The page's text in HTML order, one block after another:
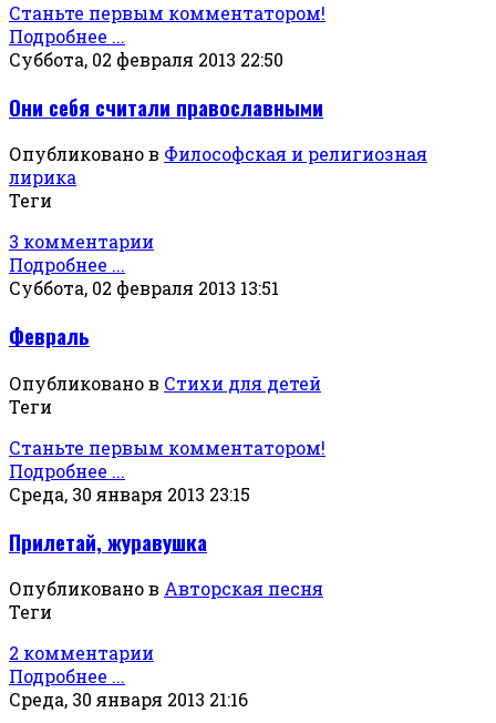
Станьте первым комментатором!
Подробнее ...
Суббота, 02 февраля 2013 22:50
Они себя считали православными
Опубликовано в Философская и религиозная
лирика
Теги
3 комментарии
Подробнее ...
Суббота, 02 февраля 2013 13:51
Февраль
Опубликовано в Стихи для детей
Теги
Станьте первым комментатором!
Подробнее ...
Среда, 30 января 2013 23:15
Прилетай, журавушка
Опубликовано в Авторская песня
Теги
2 комментарии
Подробнее ...
Среда, 30 января 2013 21:16